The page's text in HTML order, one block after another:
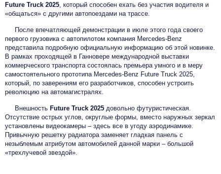
Future Truck 2025 , который способен ехать без участия водителя и
«общаться» с другими автопоездами на трассе.
После впечатляющей демонстрации в июле этого года своего
первого грузовика с автопилотом компания Mercedes-Benz
представила подробную официальную информацию об этой новинке.
В рамках проходящей в Ганновере международной выставки
коммерческого транспорта состоялась премьера умного и в меру
самостоятельного прототипа Mercedes-Benz Future Truck 2025,
который, по заверениям его разработчиков, способен устроить
революцию на автомагистралях.
Внешность Future Truck 2025 довольно футуристическая.
Отсутствие острых углов, округлые формы, вместо наружных зеркал
установлены видеокамеры – здесь все в угоду аэродинамике.
Привычную решетку радиатора заменяет гладкая панель с
незыблемым атрибутом автомобилей данной марки – большой
«трехлучевой звездой».